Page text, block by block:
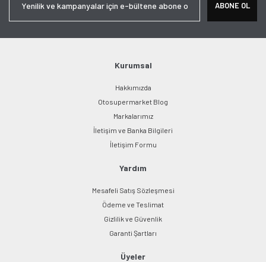
Ürün açıklamasında eksik bilgiler bulunuyor.
Bu ürüne benzer farklı alternatifler olmalı.
Gönder
ABONE OL
Kurumsal
Hakkımızda
Otosupermarket Blog
Markalarımız
İletişim ve Banka Bilgileri
İletişim Formu
Yardım
Mesafeli Satış Sözleşmesi
Ödeme ve Teslimat
Gizlilik ve Güvenlik
Garanti Şartları
Üyeler